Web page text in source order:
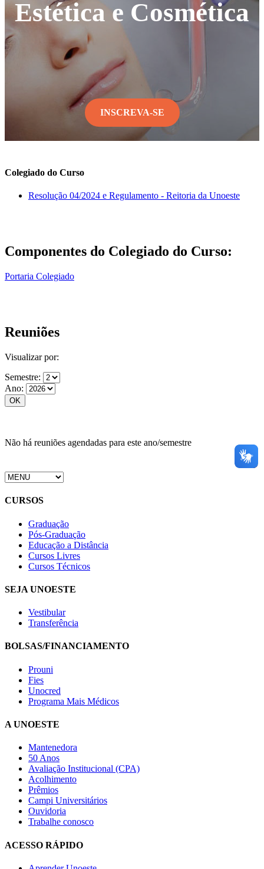
Estética e Cosmética
INSCREVA-SE
Colegiado do Curso
Resolução 04/2024 e Regulamento - Reitoria da Unoeste
Componentes do Colegiado do Curso:
Portaria Colegiado
Reuniões
Visualizar por:
Semestre:
Ano:
Não há reuniões agendadas para este ano/semestre
CURSOS
Graduação
Pós-Graduação
Educação a Distância
Cursos Livres
Cursos Técnicos
SEJA UNOESTE
Vestibular
Transferência
BOLSAS/FINANCIAMENTO
Prouni
Fies
Unocred
Programa Mais Médicos
A UNOESTE
Mantenedora
50 Anos
Avaliação Institucional (CPA)
Acolhimento
Prêmios
Campi Universitários
Ouvidoria
Trabalhe conosco
ACESSO RÁPIDO